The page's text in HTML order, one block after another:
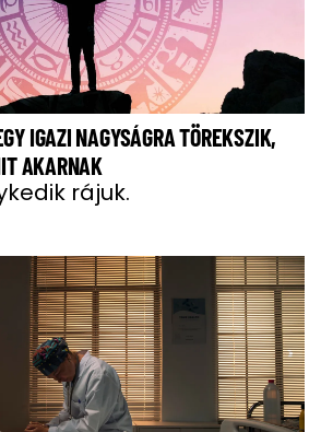
IGAZI NAGYSÁGRA TÖREKSZIK,
AKARNAK
rájuk.